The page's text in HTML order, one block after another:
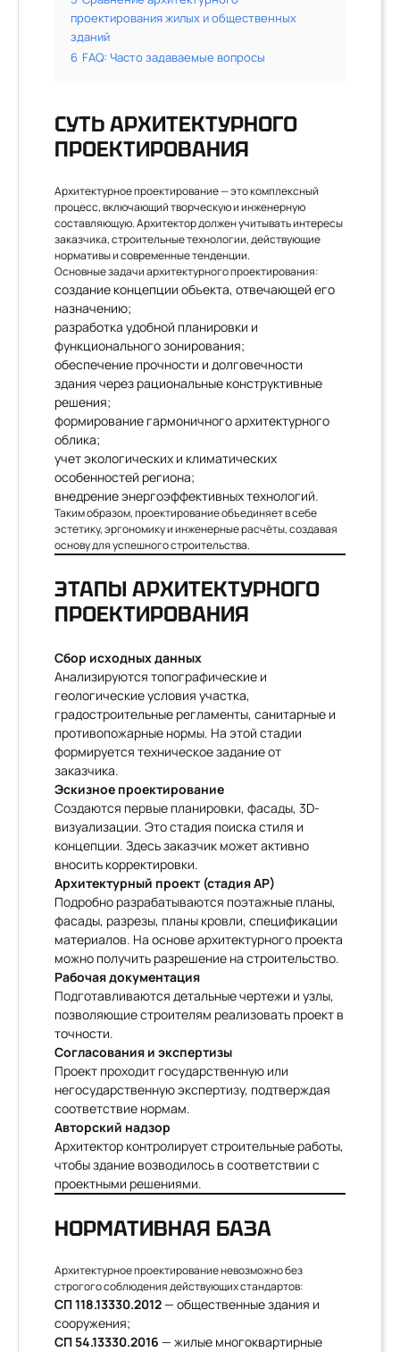
проектирования жилых и общественных
зданий
6 FAQ: Часто задаваемые вопросы
СУТЬ АРХИТЕКТУРНОГО
ПРОЕКТИРОВАНИЯ
Архитектурное проектирование — это комплексный
процесс, включающий творческую и инженерную
составляющую. Архитектор должен учитывать интересы
заказчика, строительные технологии, действующие
нормативы и современные тенденции.
Основные задачи архитектурного проектирования:
создание концепции объекта, отвечающей его
назначению;
разработка удобной планировки и
функционального зонирования;
обеспечение прочности и долговечности
здания через рациональные конструктивные
решения;
формирование гармоничного архитектурного
облика;
учет экологических и климатических
особенностей региона;
внедрение энергоэффективных технологий.
Таким образом, проектирование объединяет в себе
эстетику, эргономику и инженерные расчёты, создавая
основу для успешного строительства.
ЭТАПЫ АРХИТЕКТУРНОГО
ПРОЕКТИРОВАНИЯ
Сбор исходных данных
Анализируются топографические и
геологические условия участка,
градостроительные регламенты, санитарные и
противопожарные нормы. На этой стадии
формируется техническое задание от
заказчика.
Эскизное проектирование
Создаются первые планировки, фасады, 3D-
визуализации. Это стадия поиска стиля и
концепции. Здесь заказчик может активно
вносить корректировки.
Архитектурный проект (стадия АР)
Подробно разрабатываются поэтажные планы,
фасады, разрезы, планы кровли, спецификации
материалов. На основе архитектурного проекта
можно получить разрешение на строительство.
Рабочая документация
Подготавливаются детальные чертежи и узлы,
позволяющие строителям реализовать проект в
точности.
Согласования и экспертизы
Проект проходит государственную или
негосударственную экспертизу, подтверждая
соответствие нормам.
Авторский надзор
Архитектор контролирует строительные работы,
чтобы здание возводилось в соответствии с
проектными решениями.
НОРМАТИВНАЯ БАЗА
Архитектурное проектирование невозможно без
строгого соблюдения действующих стандартов:
СП 118.13330.2012— общественные здания и
сооружения;
СП 54.13330.2016 — жилые многоквартирные